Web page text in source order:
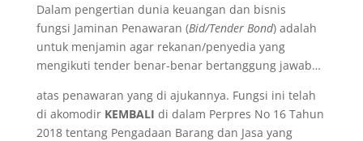
Dalam pengertian dunia keuangan dan bisnis
fungsi Jaminan Penawaran (Bid/Tender Bond) adalah
untuk menjamin agar rekanan/penyedia yang
mengikuti tender benar-benar bertanggung jawab…
atas penawaran yang di ajukannya. Fungsi ini telah
di akomodir KEMBALI di dalam Perpres No 16 Tahun
2018 tentang Pengadaan Barang dan Jasa yang